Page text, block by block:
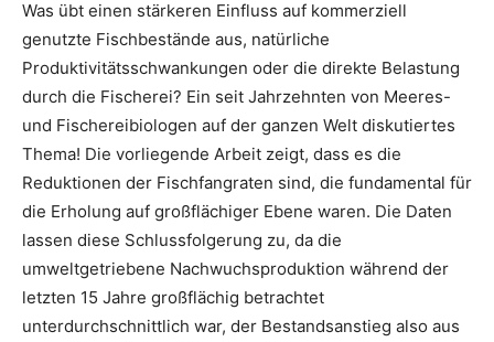
Was übt einen stärkeren Einfluss auf kommerziell
genutzte Fischbestände aus, natürliche
Produktivitätsschwankungen oder die direkte Belastung
durch die Fischerei? Ein seit Jahrzehnten von Meeres-
und Fischereibiologen auf der ganzen Welt diskutiertes
Thema! Die vorliegende Arbeit zeigt, dass es die
Reduktionen der Fischfangraten sind, die fundamental für
die Erholung auf großflächiger Ebene waren. Die Daten
lassen diese Schlussfolgerung zu, da die
umweltgetriebene Nachwuchsproduktion während der
letzten 15 Jahre großflächig betrachtet
unterdurchschnittlich war, der Bestandsanstieg also aus